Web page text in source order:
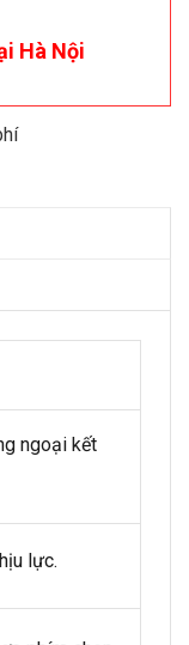
Hà Nội
ngoại kết
lực.